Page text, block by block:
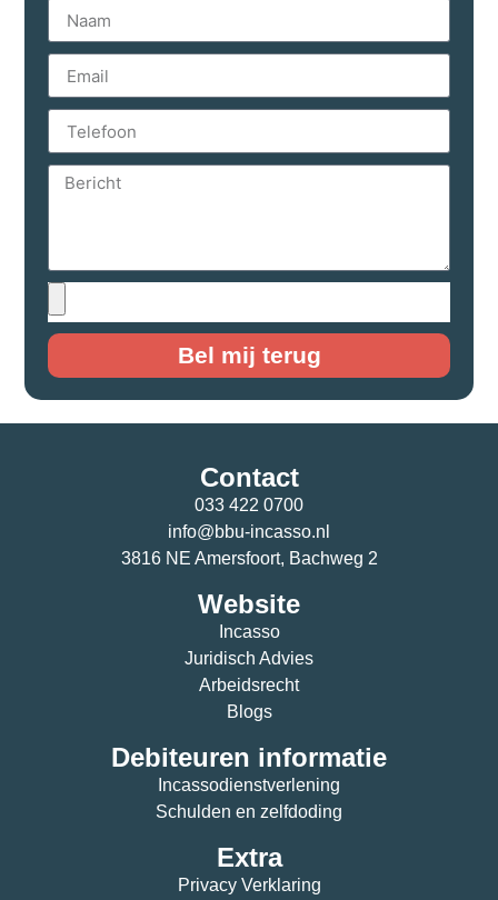
Bel mij terug
Contact
033 422 0700
info@bbu-incasso.nl
3816 NE Amersfoort, Bachweg 2
Website
Incasso
Juridisch Advies
Arbeidsrecht
Blogs
Debiteuren informatie
Incassodienstverlening
Schulden en zelfdoding
Extra
Privacy Verklaring